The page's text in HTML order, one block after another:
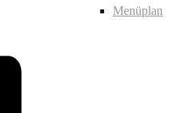
Menüplan